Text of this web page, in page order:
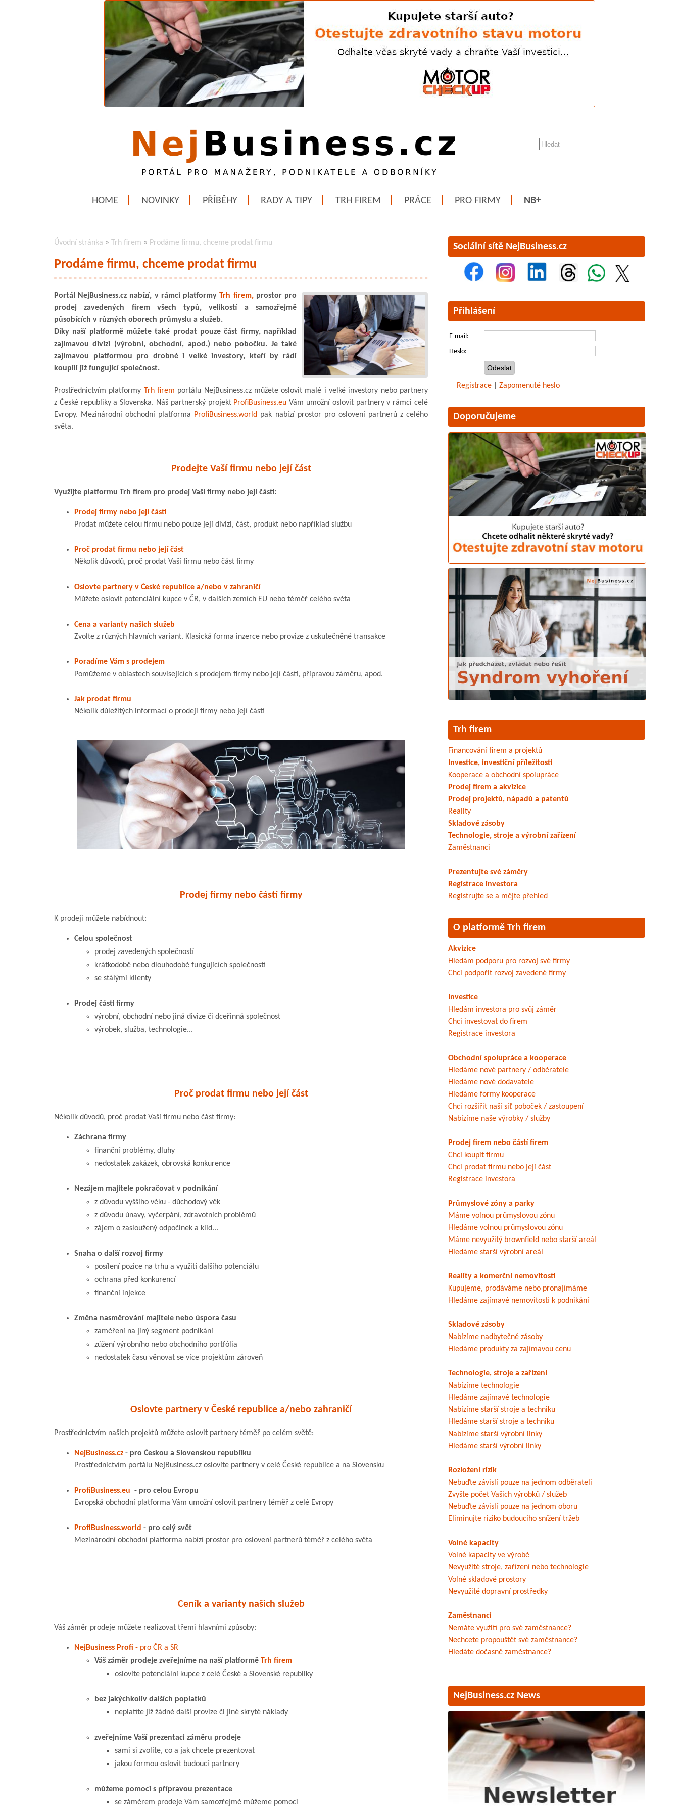
HOME NOVINKY PŘÍBĚHY RADY A TIPY TRH FIREM PRÁCE PRO FIRMY NB+
Úvodní stránka » Trh firem » Prodáme firmu, chceme prodat firmu
Prodáme firmu, chceme prodat firmu
Portál NejBusiness.cz nabízí, v rámci platformyTrh firem,prostor pro
prodej zavedených firem všech typů, velikostí a samozřejmě
působících v různých oborech průmyslu a služeb.
Díky naší platformě můžete také prodat pouze část firmy, například
zajímavou divizi (výrobní, obchodní, apod.) nebo pobočku. Je také
zajímavou platformou pro drobné i velké investory, kteří by rádi
koupili již fungující společnost.
Prostřednictvím platformy Trh firem portálu NejBusiness.cz můžete oslovit malé i velké investory nebo partnery
z České republiky a Slovenska. Náš partnerský projekt ProfiBusiness.eu Vám umožní oslovit partnery v rámci celé
Evropy. Mezinárodní obchodní platforma ProfiBusiness.world pak nabízí prostor pro oslovení partnerů z celého
světa.
Prodejte Vaší firmu nebo její část
Využijte platformu Trh firem pro prodej Vaší firmy nebo její části:
Prodej firmy nebo její části
Prodat můžete celou firmu nebo pouze její divizi, část, produkt nebo například službu
Proč prodat firmu nebo její část
Několik důvodů, proč prodat Vaší firmu nebo část firmy
Oslovte partnery v České republice a/nebo v zahraničí
Můžete oslovit potenciální kupce v ČR, v dalších zemích EU nebo téměř celého světa
Cena a varianty našich služeb
Zvolte z různých hlavních variant. Klasická forma inzerce nebo provize z uskutečněné transakce
Poradíme Vám s prodejem
Pomůžeme v oblastech souvisejících s prodejem firmy nebo její části, přípravou záměru, apod.
Jak prodat firmu
Několik důležitých informací o prodeji firmy nebo její části
Prodej firmy nebo částí firmy
K prodeji můžete nabídnout:
Celou společnost
prodej zavedených společností
krátkodobě nebo dlouhodobě fungujících společností
se stálými klienty
Prodej části firmy
výrobní, obchodní nebo jiná divize či dceřinná společnost
výrobek, služba, technologie...
Proč prodat firmu nebo její část
Několik důvodů, proč prodat Vaší firmu nebo část firmy:
Záchrana firmy
finanční problémy, dluhy
nedostatek zakázek, obrovská konkurence
Nezájem majitele pokračovat v podnikání
z důvodu vyššího věku - důchodový věk
z důvodu únavy, vyčerpání, zdravotních problémů
zájem o zasloužený odpočinek a klid...
Snaha o další rozvoj firmy
posílení pozice na trhu a využití dalšího potenciálu
ochrana před konkurencí
finanční injekce
Změna nasměrování majitele nebo úspora času
zaměření na jiný segment podnikání
zúžení výrobního nebo obchodního portfólia
nedostatek času věnovat se více projektům zároveň
Oslovte partnery v České republice a/nebo zahraničí
Prostřednictvím našich projektů můžete oslovit partnery téměř po celém světě:
NejBusiness.cz - pro Českou a Slovenskou republiku
Prostřednictvím portálu NejBusiness.cz oslovíte partnery v celé České republice a na Slovensku
ProfiBusiness.eu - pro celou Evropu
Evropská obchodní platforma Vám umožní oslovit partnery téměř z celé Evropy
ProfiBusiness.world - pro celý svět
Mezinárodní obchodní platforma nabízí prostor pro oslovení partnerů téměř z celého světa
Ceník a varianty našich služeb
Váš záměr prodeje můžete realizovat třemi hlavními způsoby:
NejBusiness Profi - pro ČR a SR
Váš záměr prodeje zveřejníme na naší platformě Trh firem
oslovíte potenciální kupce z celé České a Slovenské republiky
bez jakýchkoliv dalších poplatků
neplatíte již žádné další provize či jiné skryté náklady
zveřejníme Vaší prezentaci záměru prodeje
sami si zvolíte, co a jak chcete prezentovat
jakou formou oslovit budoucí partnery
můžeme pomoci s přípravou prezentace
se záměrem prodeje Vám samozřejmě můžeme pomoci
Sociální sítě NejBusiness.cz
Přihlášení
E-mail:
Heslo:
Registrace Zapomenuté heslo
Doporučujeme
Trh firem
Financování firem a projektů
Investice, investiční příležitosti
Kooperace a obchodní spolupráce
Prodej firem a akvizice
Prodej projektů, nápadů a patentů
Reality
Skladové zásoby
Technologie, stroje a výrobní zařízení
Zaměstnanci
Prezentujte své záměry
Registrace investora
Registrujte se a mějte přehled
O platformě Trh firem
Akvizice
Hledám podporu pro rozvoj své firmy
Chci podpořit rozvoj zavedené firmy
Investice
Hledám investora pro svůj záměr
Chci investovat do firem
Registrace investora
Obchodní spolupráce a kooperace
Hledáme nové partnery / odběratele
Hledáme nové dodavatele
Hledáme formy kooperace
Chci rozšířit naší síť poboček / zastoupení
Nabízíme naše výrobky / služby
Prodej firem nebo částí firem
Chci koupit firmu
Chci prodat firmu nebo její část
Registrace investora
Průmyslové zóny a parky
Máme volnou průmyslovou zónu
Hledáme volnou průmyslovou zónu
Máme nevyužitý brownfield nebo starší areál
Hledáme starší výrobní areál
Reality a komerční nemovitosti
Kupujeme, prodáváme nebo pronajímáme
Hledáme zajímavé nemovitosti k podnikání
Skladové zásoby
Nabízíme nadbytečné zásoby
Hledáme produkty za zajímavou cenu
Technologie, stroje a zařízení
Nabízíme technologie
Hledáme zajímavé technologie
Nabízíme starší stroje a techniku
Hledáme starší stroje a techniku
Nabízíme starší výrobní linky
Hledáme starší výrobní linky
Rozložení rizik
Nebuďte závislí pouze na jednom odběrateli
Zvyšte počet Vašich výrobků / služeb
Nebuďte závislí pouze na jednom oboru
Eliminujte riziko budoucího snížení tržeb
Volné kapacity
Volné kapacity ve výrobě
Nevyužité stroje, zařízení nebo technologie
Volné skladové prostory
Nevyužité dopravní prostředky
Zaměstnanci
Nemáte využití pro své zaměstnance?
Nechcete propouštět své zaměstnance?
Hledáte dočasně zaměstnance?
NejBusiness.cz News